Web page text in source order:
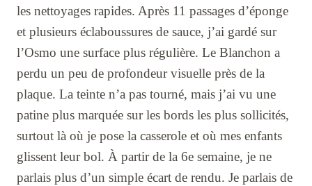
les nettoyages rapides. Après 11 passages d’éponge
et plusieurs éclaboussures de sauce, j’ai gardé sur
l’Osmo une surface plus régulière. Le Blanchon a
perdu un peu de profondeur visuelle près de la
plaque. La teinte n’a pas tourné, mais j’ai vu une
patine plus marquée sur les bords les plus sollicités,
surtout là où je pose la casserole et où mes enfants
glissent leur bol. À partir de la 6e semaine, je ne
parlais plus d’un simple écart de rendu. Je parlais de